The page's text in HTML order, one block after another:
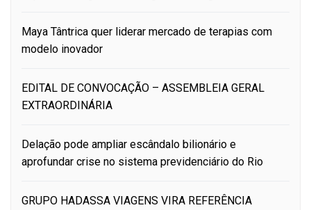
Maya Tântrica quer liderar mercado de terapias com
modelo inovador
EDITAL DE CONVOCAÇÃO – ASSEMBLEIA GERAL
EXTRAORDINÁRIA
Delação pode ampliar escândalo bilionário e
aprofundar crise no sistema previdenciário do Rio
GRUPO HADASSA VIAGENS VIRA REFERÊNCIA